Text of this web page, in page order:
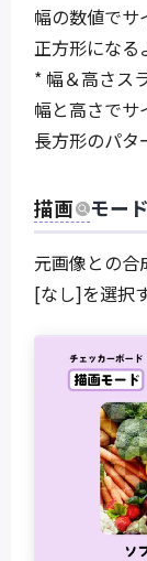
幅の数値でサ
正方形になる
* 幅＆高さス
幅と高さでサ
長方形のパタ
描画 モード
元画像との合
[なし]を選択